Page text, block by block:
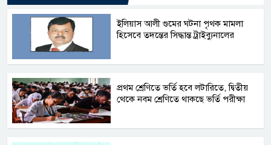
ইলিয়াস আলী গুমের ঘটনা পৃথক মামলা
হিসেবে তদন্তের সিদ্ধান্ত ট্রাইব্যুনালের
প্রথম শ্রেণিতে ভর্তি হবে লটারিতে, দ্বিতীয়
থেকে নবম শ্রেণিতে থাকছে ভর্তি পরীক্ষা